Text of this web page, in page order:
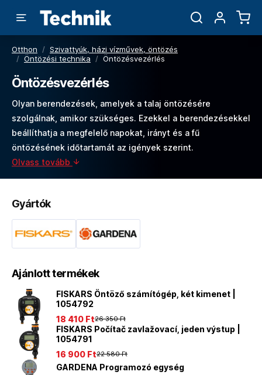
Otthon / Szivattyúk, házi vízművek, öntözés
/ Öntözési technika / Öntözésvezérlés
Öntözésvezérlés
Olyan berendezések, amelyek a talaj öntözésére
szolgálnak, amikor szükséges. Ezekkel a berendezésekkel
beállíthatja a megfelelő napokat, irányt és a fű
öntözésének időtartamát az igények szerint.
Olvass tovább
Gyártók
Ajánlott termékek
FISKARS Öntöző számítógép, két kimenet |
1054792
26 350 Ft
18 410 Ft
FISKARS Počítač zavlažovací, jeden výstup |
1054791
22 580 Ft
16 900 Ft
GARDENA Programozó egység